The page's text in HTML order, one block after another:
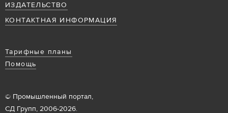
ИЗДАТЕЛЬСТВО
КОНТАКТНАЯ ИНФОРМАЦИЯ
Тарифные планы
Помощь
© Промышленный портал,
СД Групп, 2006-2026.